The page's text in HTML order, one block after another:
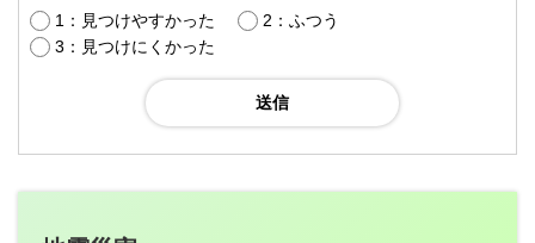
1：見つけやすかった
2：ふつう
3：見つけにくかった